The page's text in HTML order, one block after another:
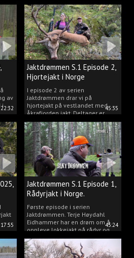
22:32
av
i
45:35
Jaktdrømmen S.1 Episode 2,
Hjortejakt i Norge
I episode 2 av serien
Jaktdrømmen drar vi på
hjortejakt på vestlandet med
Åkrafjorden jakt. Deltager er
Michelle Sofi Thomassen.
17:55 45:24
Jaktdrømmen S.1 Episode 1,
Rådyrjakt i Norge.
Første episode i serien
Jaktdrømmen. Terje Høydahl
Eidhammer har en drøm om å
oppleve lokkejakt på rådyr og
målet vårt er å gjøre den
drømmen til virkelighet.